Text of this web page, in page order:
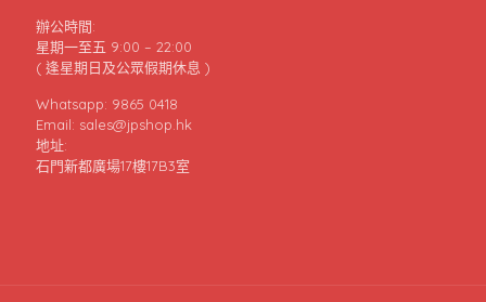
辦公時間:
星期一至五 9:00 – 22:00
( 逢星期日及公眾假期休息 )
Whatsapp: 9865 0418
Email: sales@jpshop.hk
地址:
石門新都廣場17樓17B3室